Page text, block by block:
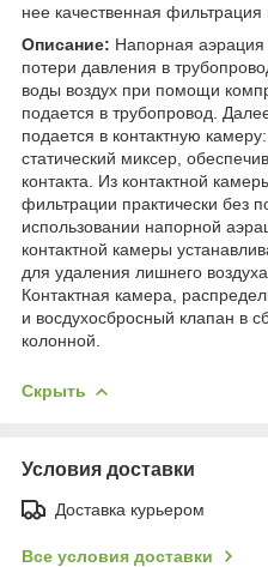
нее качественная фильтрация
Описание: Напорная аэрация
потери давления в
воды воздух при помощи
подается в трубопровод.
подается в контактную
статический миксер,
контакта. Из контактной
фильтрации практически без
использовании напорной
контактной камеры
для удаления лишнего
Контактная камера,
и восдухосбросный клапан в
колонной.
Скрыть
Условия доставки
Доставка курьером
Все условия доставки